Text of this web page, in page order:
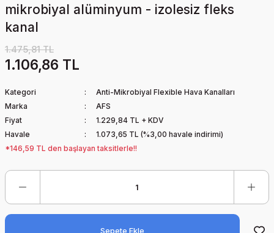
mikrobiyal alüminyum - izolesiz fleks
kanal
1.475,81 TL
1.106,86 TL
Kategori
Anti-Mikrobiyal Flexible Hava Kanalları
Marka
AFS
Fiyat
1.229,84 TL + KDV
Havale
1.073,65 TL (%3,00 havale indirimi)
*146,59 TL den başlayan taksitlerle!!
Sepete Ekle